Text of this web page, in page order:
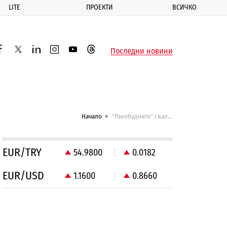
LITE ПРОЕКТИ ВСИЧКО
twitterlinkedininstagram
youtubethreadsПоследни новини
Начало "Ранобудните" свалят окупацията на СУ
EUR/TRY 54.9800 0.0182
EUR/USD 1.1600 0.8660